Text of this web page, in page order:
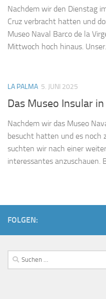
Nachdem wir den Dienstag
Cruz verbracht hatten und
Museo Naval Barco de la
Mittwoch hoch hinaus.
LA PALMA 5. JUNI 2025
Das Museo Insular
Nachdem wir das Museo
besucht hatten und es noch
suchten wir nach einer
interessantes anzuschauen.
FOLGEN:
Suchen
nach: